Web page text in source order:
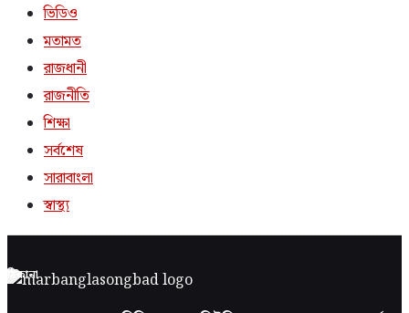
ভিডিও
মতামত
রাজধানী
রাজনীতি
শিক্ষা
সর্বশেষ
সারাবাংলা
স্বাস্থ্য
ঠিকানা